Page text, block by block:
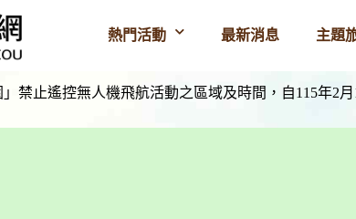
熱門活動 最新消息 主題
」禁止遙控無人機飛航活動之區域及時間，自115年2